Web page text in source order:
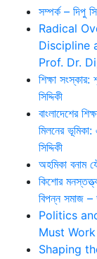
সম্পর্ক – দিপু
Radical
Discipline
Prof. Dr.
শিক্ষা
সিদ্দিকী
বাংলাদেশের
মিলনের ভূমিকা:
সিদ্দিকী
অহমিকা বনাম
কিশোর
বিপন্ন সমাজ –
Politics
Must
Shaping